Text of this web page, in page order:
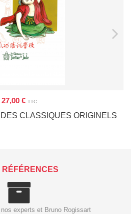
27,00 € TTC
CLASSIQUES ORIGINELS
RÉFÉRENCES
experts et Bruno Rogissart